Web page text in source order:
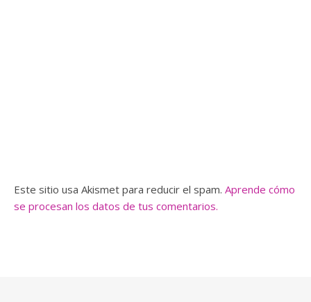
Este sitio usa Akismet para reducir el spam. Aprende cómo
se procesan los datos de tus comentarios.